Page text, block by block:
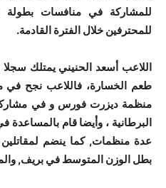
للمشاركة في منافسات بطولة
للمحترفين خلال الفترة القادمة.
طعم الخسارة، فاللاعب نجح في
البرطانية ، وأيضا قام
عدة منظمات, كما ينضم
بطل الوزن المتوسط في بريف,